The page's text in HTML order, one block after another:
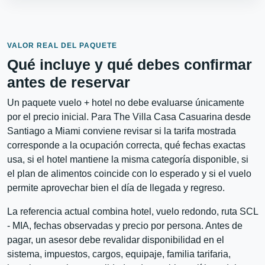
VALOR REAL DEL PAQUETE
Qué incluye y qué debes confirmar
antes de reservar
Un paquete vuelo + hotel no debe evaluarse únicamente
por el precio inicial. Para The Villa Casa Casuarina desde
Santiago a Miami conviene revisar si la tarifa mostrada
corresponde a la ocupación correcta, qué fechas exactas
usa, si el hotel mantiene la misma categoría disponible, si
el plan de alimentos coincide con lo esperado y si el vuelo
permite aprovechar bien el día de llegada y regreso.
La referencia actual combina hotel, vuelo redondo, ruta SCL
- MIA, fechas observadas y precio por persona. Antes de
pagar, un asesor debe revalidar disponibilidad en el
sistema, impuestos, cargos, equipaje, familia tarifaria,